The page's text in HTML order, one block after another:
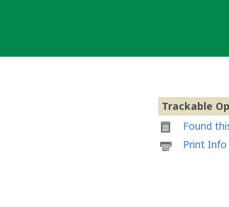
Trackable
Found
Printable
Print Info